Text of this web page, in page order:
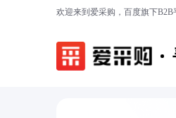
欢迎来到爱采购，百度旗下B2B